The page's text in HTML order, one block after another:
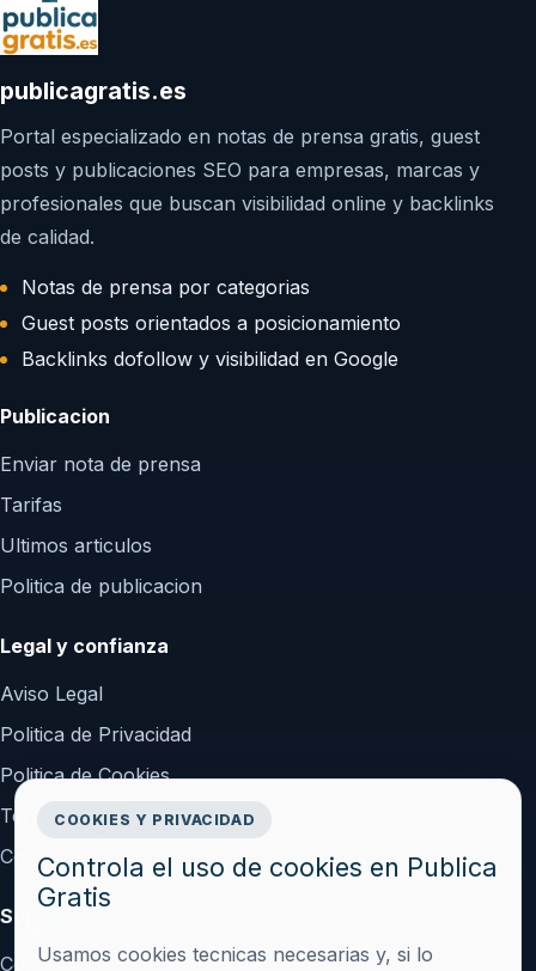
publicagratis.es
Portal especializado en notas de prensa gratis, guest
posts y publicaciones SEO para empresas, marcas y
profesionales que buscan visibilidad online y backlinks
de calidad.
Notas de prensa por categorias
Guest posts orientados a posicionamiento
Backlinks dofollow y visibilidad en Google
Publicacion
Enviar nota de prensa
Tarifas
Ultimos articulos
Politica de publicacion
Legal y confianza
Aviso Legal
Politica de Privacidad
Politica de Cookies
Terminos y Condiciones
Configurar cookies
Soporte
Contacto
COOKIES Y PRIVACIDAD
Controla el uso de cookies en Publica
Gratis
Usamos cookies tecnicas necesarias y, si lo